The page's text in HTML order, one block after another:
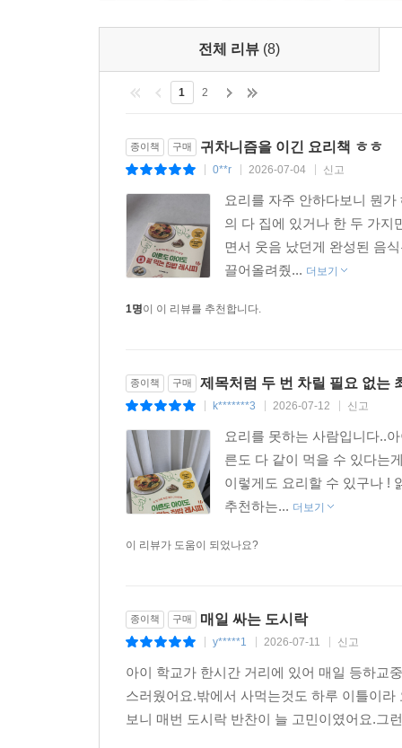
전체 리뷰 (8)
1 2
종이책 구매 귀차니즘을 이긴 요리책 ㅎㅎ
0**r 2026-07-04 신고
요리를 자주 안하다보니 뭔
의 다 집에 있거나 한 두 가지
면서 웃음 났던게 완성된 음
끌어올려줬... 더보기
1명이 이 리뷰를 추천합니다.
종이책 구매 제목처럼 두 번 차릴 필요 없는
k*******3 2026-07-12 신고
요리를 못하는 사람입니다..
른도 다 같이 먹을 수 있다는
이렇게도 요리할 수 있구나 !
추천하는... 더보기
이 리뷰가 도움이 되었나요?
종이책 구매 매일 싸는 도시락
y*****1 2026-07-11 신고
아이 학교가 한시간 거리에 있어 매일 등하교
스러웠어요.밖에서 사먹는것도 하루 이틀이
보니 매번 도시락 반찬이 늘 고민이였어요.그